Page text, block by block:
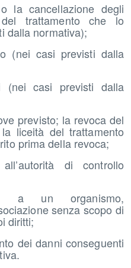
la cancellazione degli
trattamento che lo
dalla normativa);
(nei casi previsti dalla
casi previsti dalla
previsto; la revoca del
liceità del trattamento
prima della revoca;
di controllo
a un organismo,
senza scopo di
diritti;
dei danni conseguenti